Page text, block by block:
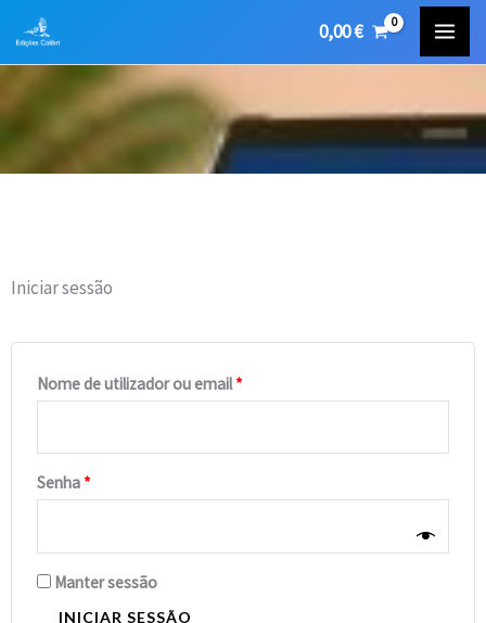
content
0,00€
Iniciar sessão
Nome de utilizador ou email*
Senha *
Obrigatório
Manter sessão
INICIAR SESSÃO